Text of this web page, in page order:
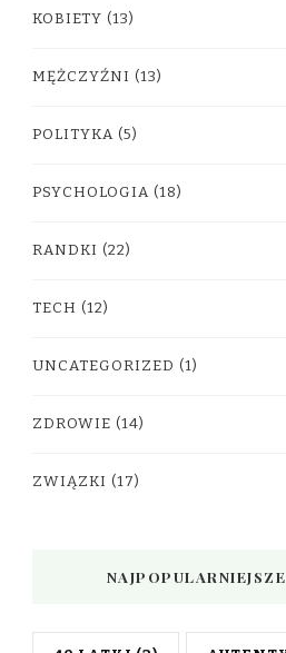
KOBIETY (13)
MĘŻCZYŹNI (13)
POLITYKA (5)
PSYCHOLOGIA (18)
RANDKI (22)
TECH (12)
UNCATEGORIZED (1)
ZDROWIE (14)
ZWIĄZKI (17)